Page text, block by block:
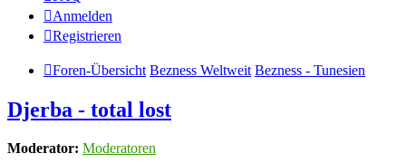
Anmelden
Registrieren
Foren-Übersicht Bezness Weltweit Bezness - Tunesien
Djerba - total lost
Moderator: Moderatoren